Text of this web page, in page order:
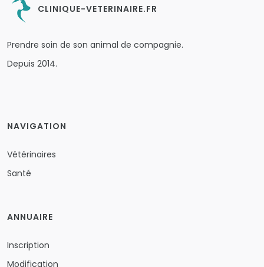
CLINIQUE-VETERINAIRE.FR
Prendre soin de son animal de compagnie.
Depuis 2014.
NAVIGATION
Vétérinaires
Santé
ANNUAIRE
Inscription
Modification